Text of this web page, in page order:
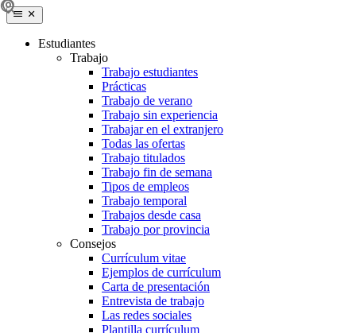
Estudiantes
Trabajo
Trabajo estudiantes
Prácticas
Trabajo de verano
Trabajo sin experiencia
Trabajar en el extranjero
Todas las ofertas
Trabajo titulados
Trabajo fin de semana
Tipos de empleos
Trabajo temporal
Trabajos desde casa
Trabajo por provincia
Consejos
Currículum vitae
Ejemplos de currículum
Carta de presentación
Entrevista de trabajo
Las redes sociales
Plantilla currículum